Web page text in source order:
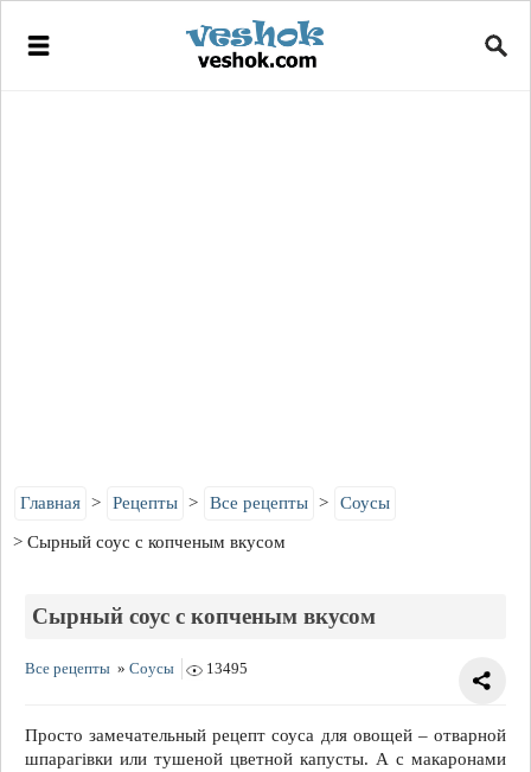
Главная Рецепты Все рецепты Соусы
Сырный соус с копченым вкусом
Сырный соус с копченым вкусом
Все рецепты » Соусы 13495
Просто замечательный рецепт соуса для овощей – отварной
шпарагівки или тушеной цветной капусты. А с макаронами